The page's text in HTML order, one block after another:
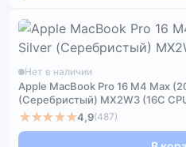
Нет в наличии
Apple MacBook Pro 16 M4 Max
(Серебристый) MX2W3 (16C
★★★★★4,9(487)